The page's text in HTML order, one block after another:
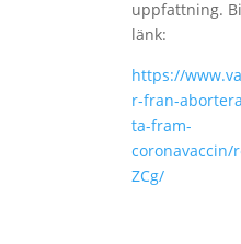
uppfattning.
länk:
https://
r-fran-
ta-fram-
coronavaccin/
ZCg/